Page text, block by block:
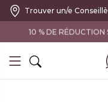
Trouver un/e
10 % DE